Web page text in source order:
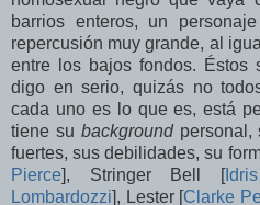
barrios enteros, un
repercusión muy grande, al
entre los bajos fondos. Éstos
digo en serio, quizás no
cada uno es lo que es, está
tiene su backgroundpersonal,
fuertes, sus debilidades, su
Pierce], Stringer Bell [
Lombardozzi], Lester [Clarke